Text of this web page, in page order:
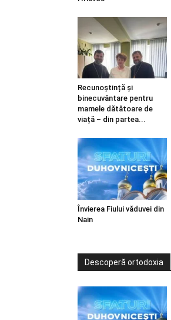
Recunoștință și
binecuvântare pentru
mamele dătătoare de
viață – din partea...
Învierea Fiului văduvei din
Nain
Descoperă ortodoxia